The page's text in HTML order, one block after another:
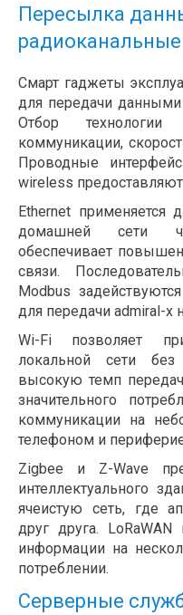
Пересылка
радиоканальные
Смарт гаджеты
для передачи
Отбор
коммуникации,
Проводные
wireless предоставляют
Ethernet применяется
домашней сети
обеспечивает
связи.
Modbus
для передачи admiral-x
Wi-Fi позволяет
локальной сети
высокую темп
значительного
коммуникации на
телефоном и
Zigbee и Z-Wave
интеллектуального
ячеистую сеть, где
друг друга. LoRaWAN
информации на
потреблении.
Серверные